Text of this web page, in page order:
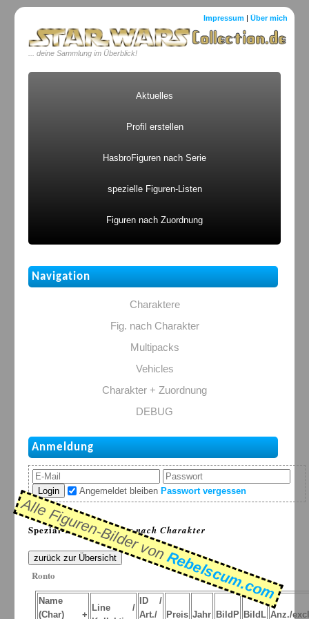
Impressum |Über mich
... deine Sammlung im Überblick!
Aktuelles
Profil erstellen
HasbroFiguren nach Serie
spezielle Figuren-Listen
Figuren nach Zuordnung
Navigation
Charaktere
Fig. nach Charakter
Multipacks
Vehicles
Charakter + Zuordnung
DEBUG
Anmeldung
Login Angemeldet bleiben Passwort vergessen
Spezial-Listen: >Figur nach Charakter
Alle Figuren-Bilder von
Rebelscum.com
zurück zur Übersicht
Ronto
Name
(Char) +
Line /
ID /
Art./
Preis Jahr BildP BildL Anz./